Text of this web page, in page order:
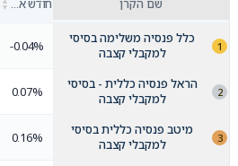
▼
כלל פנסיה משלימה בסיסי
למקבלי קצבה
-0.04%
הראל פנסיה כללית - בסיסי
למקבלי קצבה
0.07%
מיטב פנסיה כללית בסיסי
למקבלי קצבה
0.16%